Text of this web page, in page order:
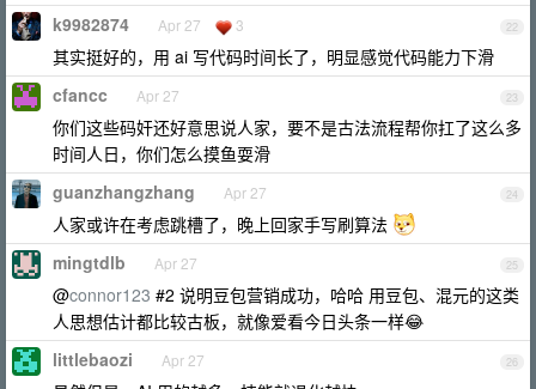
22
k9982874 Apr 27 3
其实挺好的，用 ai 写代码时间长了，明显感觉代码能力下滑
23
cfancc Apr 27
你们这些码奸还好意思说人家，要不是古法流程帮你扛了这么多
时间人日，你们怎么摸鱼耍滑
24
guanzhangzhang Apr 27
人家或许在考虑跳槽了，晚上回家手写刷算法
25
mingtdlb Apr 27
@connor123 #2 说明豆包营销成功，哈哈 用豆包、混元的这类
人思想估计都比较古板，就像爱看今日头条一样😂
26
littlebaozi Apr 27